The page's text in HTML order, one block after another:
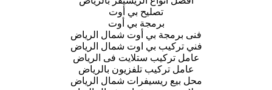
تصليح بي أوت
برمجة بي أوت
فنى برمجة بي أوت شمال الرياض
فني تركيب بي اوت شمال الرياض
عامل تركيب ستلايت فى الرياض
عامل تركيب تلفزيون بالرياض
محل بيع ريسيفرات شمال الرياض